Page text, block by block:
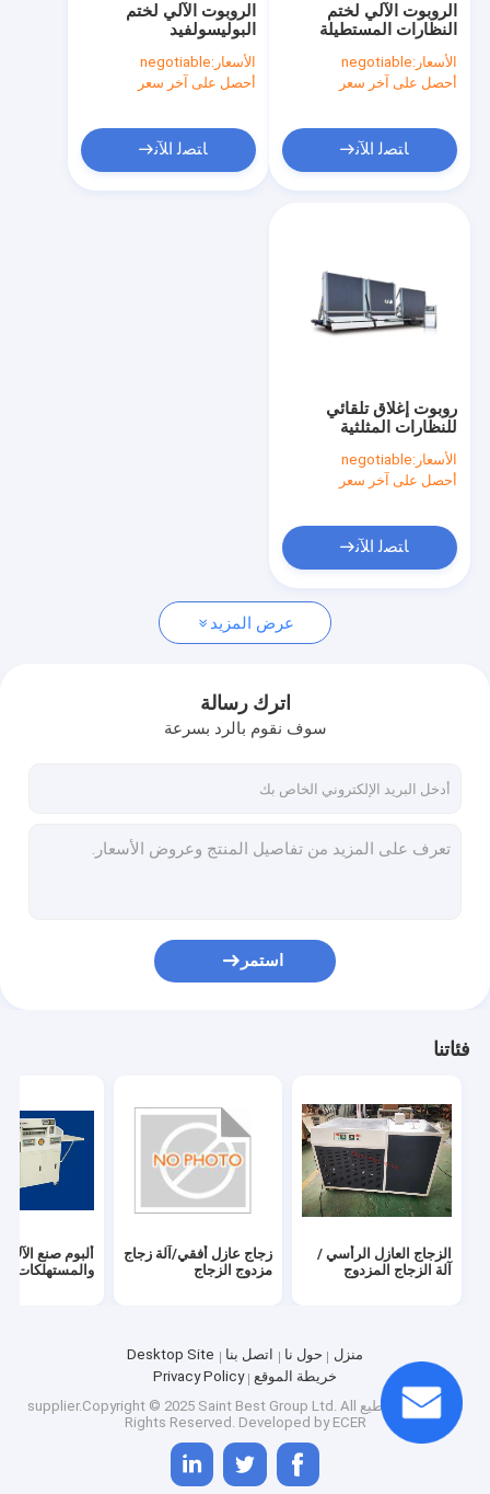
آلة المعالجة العميقة للزجاج
آلة النوافذ والأبواب من الألومنيوم
آلة قطع الزجاج
طابعة مسطحة UV
الروبوت الآلي لختم
البوليسولفيد
الأسعار:negotiable
أحصل على آخر سعر
ﺎﺘﺼﻟ ﺍﻶﻧ
الروبوت الآلي لختم
النظارات المستطيلة
الأسعار:negotiable
أحصل على آخر سعر
ﺎﺘﺼﻟ ﺍﻶﻧ
روبوت إغلاق تلقائي
للنظارات المثلثية
الأسعار:negotiable
أحصل على آخر سعر
ﺎﺘﺼﻟ ﺍﻶﻧ
عرض المزيد
اترك رسالة
سوف نقوم بالرد بسرعة
استمر
فئاتنا
الزجاج العازل الرأسي /
آلة الزجاج المزدوج
زجاج عازل أفقي/آلة زجاج
مزدوج الزجاج
ألبوم صنع الآلات
والمستهلكات
منزل حول نا اتصل بنا
Desktop Site
خريطة الموقع
Privacy Policy
الصين علبة تقطيع
supplier.Copyright © 2025 Saint Best Group Ltd. All
Rights Reserved. Developed by ECER